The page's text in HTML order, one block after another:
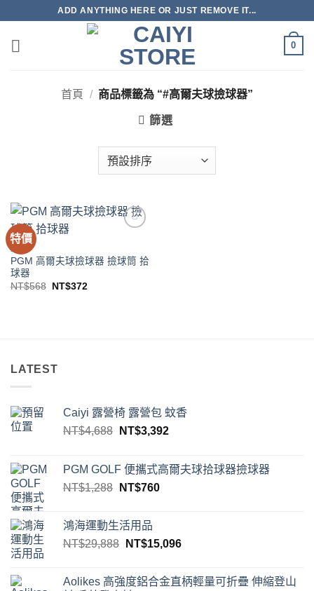
content
ADD ANYTHING HERE OR JUST REMOVE IT...
0
首頁 / 商品標籤為 “#高爾夫球撿球器”
篩選
特價
球類
PGM 高爾夫球撿球器 撿球筒 拾
球器
NT$568
原
NT$372目
LATEST
Caiyi 露營椅 露營包 蚊香
NT$4,688 原
格：
NT$4,688。
NT$3,392目
格：
PGM GOLF 便攜式高爾夫球拾球器撿球器
NT$1,288 原
格：
NT$1,288。
NT$760目
NT$760。
鴻海運動生活用品
NT$29,888 原
格：
NT$15,096目
格：
Aolikes 高強度鋁合金直柄輕量可折疊 伸縮登山